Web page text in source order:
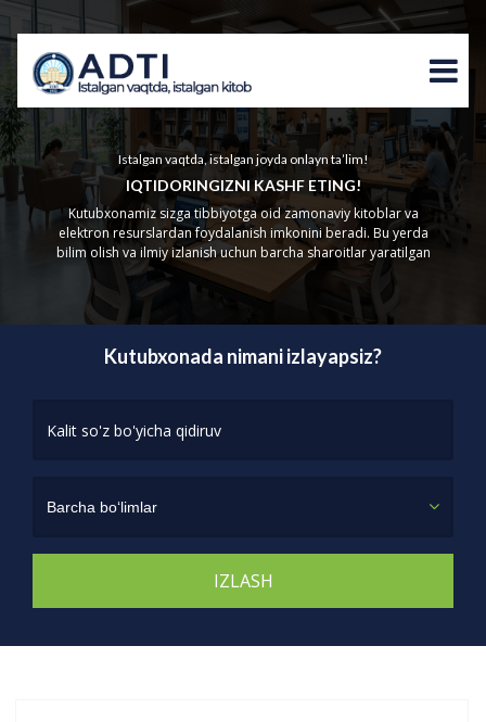
Istalgan vaqtda, istalgan joyda onlayn ta’lim!
IQTIDORINGIZNI KASHF ETING!
Kutubxonamiz sizga tibbiyotga oid zamonaviy kitoblar va
elektron resurslardan foydalanish imkonini beradi. Bu yerda
bilim olish va ilmiy izlanish uchun barcha sharoitlar yaratilgan
Kutubxonada nimani izlayapsiz?
Barcha bo‘limlar